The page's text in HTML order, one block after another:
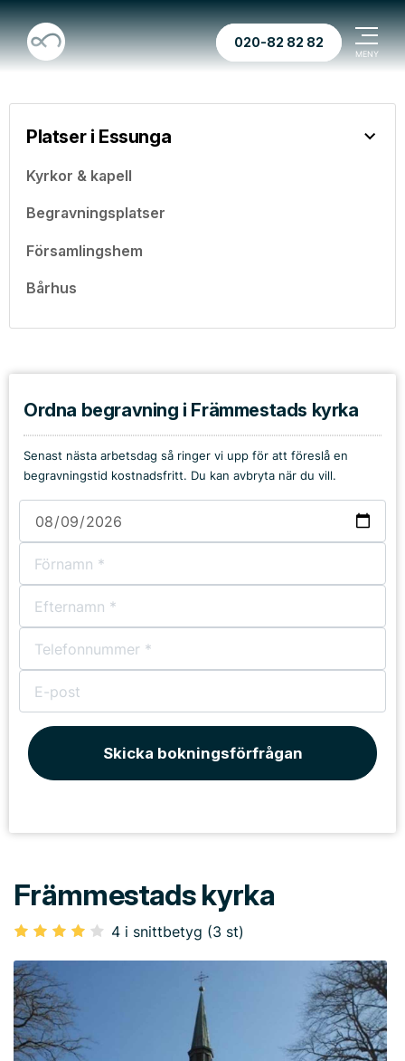
020-82 82 82
Platser i Essunga
Kyrkor & kapell
Begravningsplatser
Församlingshem
Bårhus
Ordna begravning i Främmestads kyrka
Senast nästa arbetsdag så ringer vi upp för att föreslå en
begravningstid kostnadsfritt. Du kan avbryta när du vill.
Skicka bokningsförfrågan
Främmestads kyrka
4 i snittbetyg (3 st)